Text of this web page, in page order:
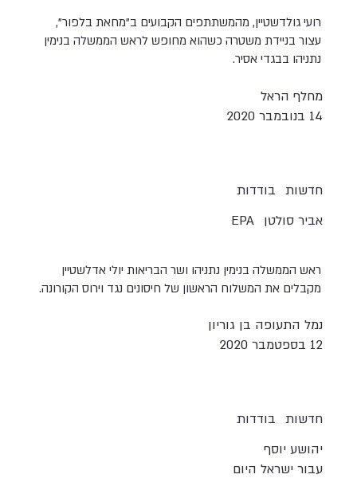
רועי גולדשטיין, מהמשתתפים הקבועים ב"מחאת בלפור",
עצור בניידת משטרה כשהוא מחופש לראש הממשלה בנימין
נתניהו בבגדי אסיר.
מחלף הראל
14 בנובמבר 2020
בודדות חדשות
EPA אביר סולטן
ראש הממשלה בנימין נתניהו ושר הבריאות יולי אדלשטיין
מקבלים את המשלוח הראשון של חיסונים נגד וירוס הקורונה.
נמל התעופה בן גוריון
12 בספטמבר 2020
בודדות חדשות
יהושע יוסף
עבור ישראל היום